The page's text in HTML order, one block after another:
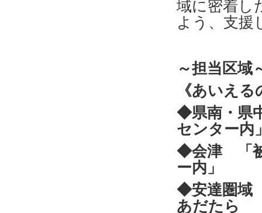
域に密着し
よう、支援
～担当区
《あいえる
◆県南・県
センター内
◆会津 「被
ー内」
◆安達圏域
あだたら